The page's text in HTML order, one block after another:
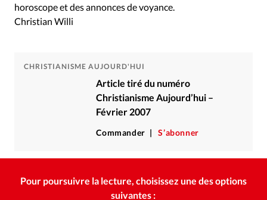
horoscope et des annonces de voyance.
Christian Willi
CHRISTIANISME AUJOURD'HUI
Article tiré du numéro
Christianisme Aujourd’hui –
Février 2007
Commander S’abonner
Pour poursuivre la lecture, choisissez une des options
suivantes :